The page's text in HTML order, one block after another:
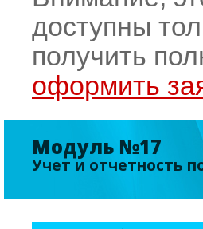
доступны
получить
оформить
Модуль №17
Учет и отчетность